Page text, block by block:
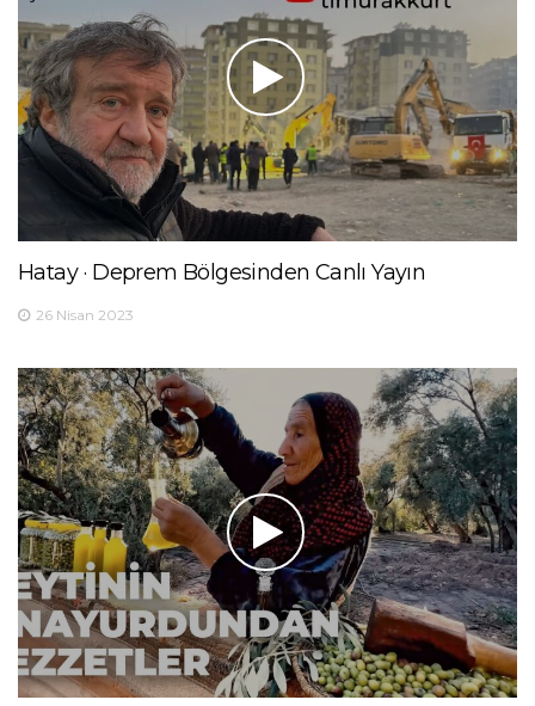
Hatay · Deprem Bölgesinden Canlı Yayın
26 Nisan 2023